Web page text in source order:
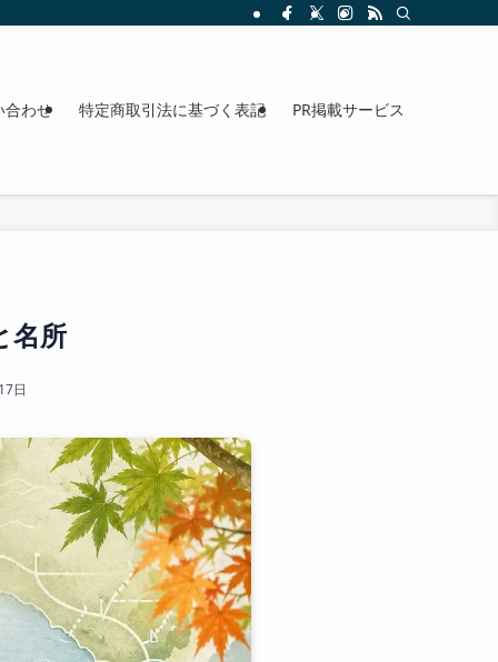
料金、駐車場、アクセスも確認できます。
合わせ 特定商取引法に基づく表記 PR掲載サービス
名所
日